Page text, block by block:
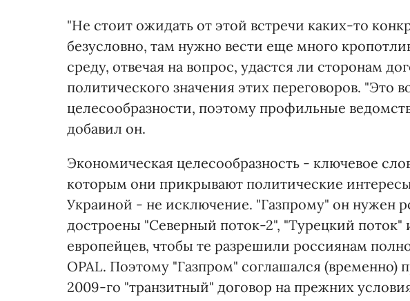
"Не стоит ожидать от этой встречи каких-то
безусловно, там нужно вести еще много
среду, отвечая на вопрос, удастся ли сторонам
политического значения этих переговоров. "Это
целесообразности, поэтому профильные
добавил он.
Экономическая целесообразность - ключевое
которым они прикрывают политические
Украиной - не исключение. "Газпрому" он нужен
достроены "Северный поток-2", "Турецкий
европейцев, чтобы те разрешили россиянам
OPAL. Поэтому "Газпром" соглашался (временно)
2009-го "транзитный" договор на прежних